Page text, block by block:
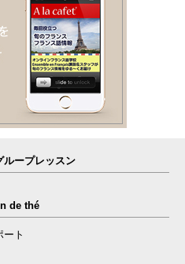
ループレッスン
de thé
ト